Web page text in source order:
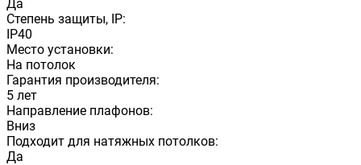
Да
Степень защиты, IP:
IP40
Место установки:
На потолок
Гарантия производителя:
5 лет
Направление плафонов:
Вниз
Подходит для натяжных потолков:
Да